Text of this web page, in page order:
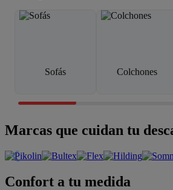
Sofás Colchones
Marcas que cuidan tu
Confort a tu medida